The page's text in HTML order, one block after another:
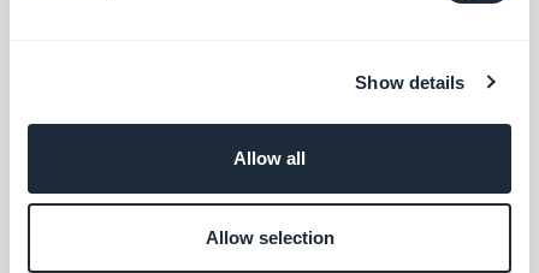
Show details
Allow all
Allow selection